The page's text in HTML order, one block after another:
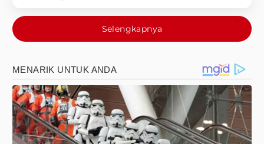
Selengkapnya